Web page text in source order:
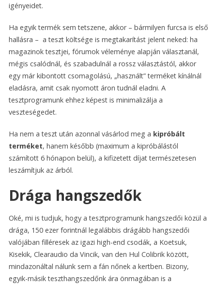
igényeidet.
Ha egyik termék sem tetszene, akkor – bármilyen furcsa is első
hallásra – a teszt költsége is megtakarítást jelent neked: ha
magazinok tesztjei, fórumok véleménye alapján választanál,
mégis csalódnál, és szabadulnál a rossz választástól, akkor
egy már kibontott csomagolású, „használt” terméket kínálnál
eladásra, amit csak nyomott áron tudnál eladni. A
tesztprogramunk ehhez képest is minimalizálja a
veszteségedet.
Ha nem a teszt után azonnal vásárlod meg a kipróbált
terméket, hanem később (maximum a kipróbálástól
számított 6 hónapon belül), a kifizetett díjat természetesen
leszámítjuk az árból.
Drága hangszedők
Oké, mi is tudjuk, hogy a tesztprogramunk hangszedői közül a
drága, 150 ezer forintnál legalábbis drágább hangszedői
valójában filléresek az igazi high-end csodák, a Koetsuk,
Kisekik, Clearaudio da Vincik, van den Hul Colibrik között,
mindazonáltal nálunk sem a fán nőnek a kertben. Bizony,
egyik-másik teszthangszedőnk ára önmagában is a